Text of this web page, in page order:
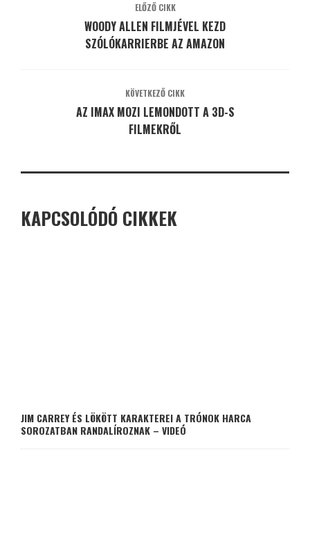
ELŐZŐ CIKK
WOODY ALLEN FILMJÉVEL KEZD
SZÓLÓKARRIERBE AZ AMAZON
KÖVETKEZŐ CIKK
AZ IMAX MOZI LEMONDOTT A 3D-S
FILMEKRŐL
KAPCSOLÓDÓ CIKKEK
JIM CARREY ÉS LÖKÖTT KARAKTEREI A TRÓNOK HARCA
SOROZATBAN RANDALÍROZNAK – VIDEÓ